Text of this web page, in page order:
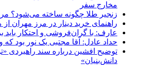
مخارج سفر
زنجیر طلا چگونه ساخته می‌شود؟
راهنمای خرید دینار در مرز مهران از
عارف: با گران‌فروشی و احتکار
حداد عادل: آقا مجتبی یک نور بود که
توضیح افشین درباره سند راهبردی
دانش‌بنیان»